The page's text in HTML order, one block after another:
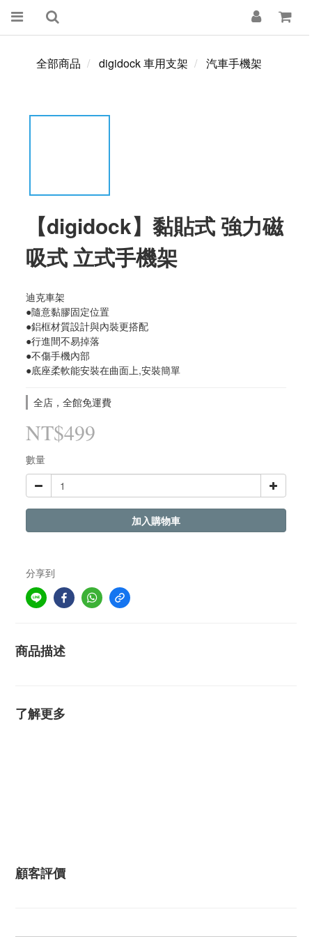
全部商品 digidock 車用支架 汽車手機架
【digidock】黏貼式 強力磁
吸式 立式手機架
迪克車架
●隨意黏膠固定位置
●鋁框材質設計與內裝更搭配
●行進間不易掉落
●不傷手機內部
●底座柔軟能安裝在曲面上,安裝簡單
全店，全館免運費
NT$499
數量
加入購物車
分享到
商品描述
了解更多
顧客評價